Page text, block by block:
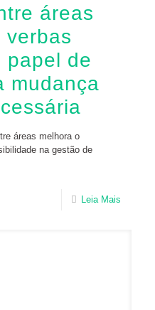
áreas
papel de
mudança
áreas melhora o
na gestão de
Leia Mais